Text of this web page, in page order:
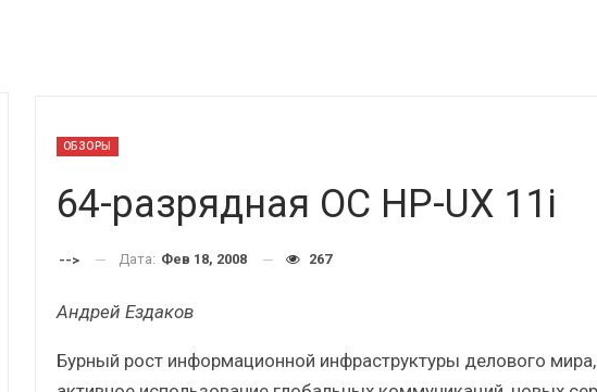
ОБЗОРЫ
64-разрядная ОС HP-UX 11i
--> Дата: Фев 18, 2008 267
Андрей Ездаков
Бурный рост информационной инфраструктуры делового мира,
Итоги и Бестселлеры